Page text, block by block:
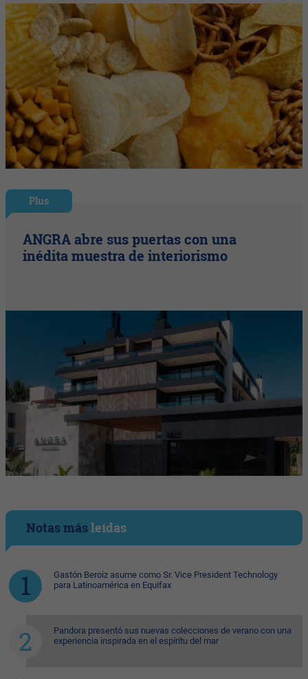
Plus
ANGRA abre sus puertas con una
inédita muestra de interiorismo
Notas másleídas
Gastón Beroiz asume como Sr. Vice President Technology
para Latinoamérica en Equifax
Pandora presentó sus nuevas colecciones de verano con una
experiencia inspirada en el espíritu del mar